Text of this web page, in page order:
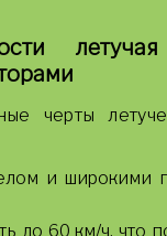
черты
и широкими
до 60 км/ч, что